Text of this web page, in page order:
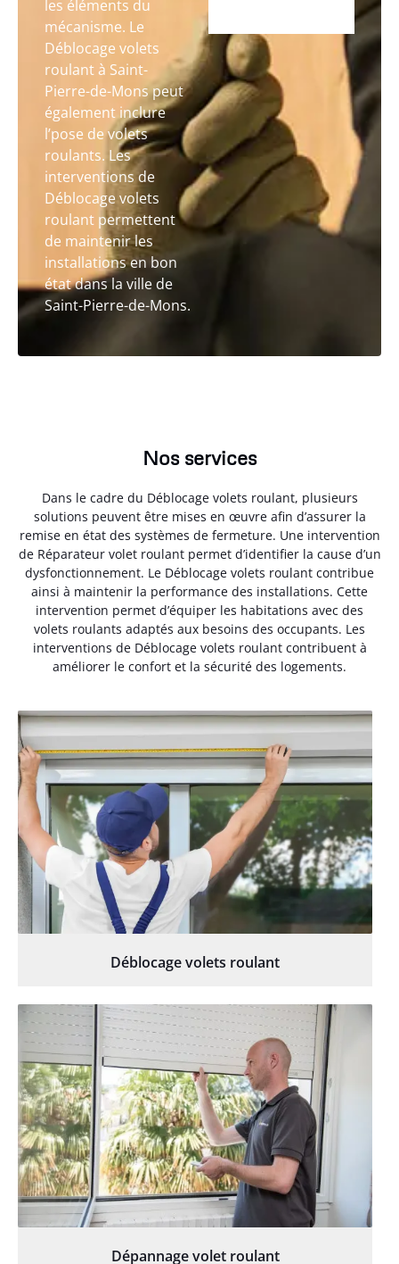
les éléments du
mécanisme. Le
Déblocage volets
roulant à Saint-
Pierre-de-Mons peut
également inclure
l’pose de volets
roulants. Les
interventions de
Déblocage volets
roulant permettent
de maintenir les
installations en bon
état dans la ville de
Saint-Pierre-de-Mons.
Nos services
Dans le cadre du Déblocage volets roulant, plusieurs
solutions peuvent être mises en œuvre afin d’assurer la
remise en état des systèmes de fermeture. Une intervention
de Réparateur volet roulant permet d’identifier la cause d’un
dysfonctionnement. Le Déblocage volets roulant contribue
ainsi à maintenir la performance des installations. Cette
intervention permet d’équiper les habitations avec des
volets roulants adaptés aux besoins des occupants. Les
interventions de Déblocage volets roulant contribuent à
améliorer le confort et la sécurité des logements.
Déblocage volets roulant
Dépannage volet roulant